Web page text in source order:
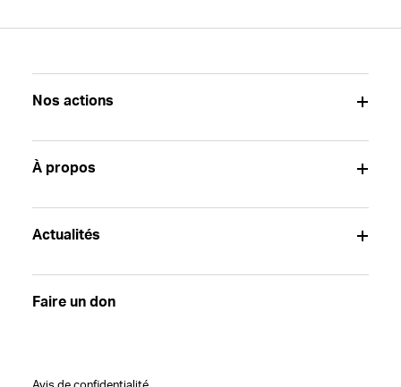
Nos actions
À propos
Actualités
Faire un don